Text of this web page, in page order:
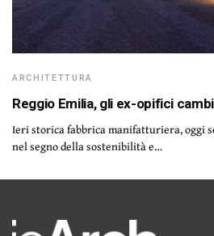
ARCHITETTURA
Reggio Emilia, gli ex-opifici
Ieri storica fabbrica manifatturiera, oggi
nel segno della sostenibilità e…